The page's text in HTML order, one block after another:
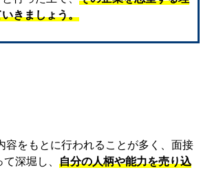
きましょう。
容をもとに行われることが多く、面接
深堀し、 自分の人柄や能力を売り込